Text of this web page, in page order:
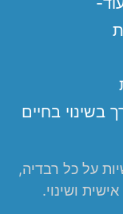
בשינוי בחיים
על כל רבדיה,
ושינוי.